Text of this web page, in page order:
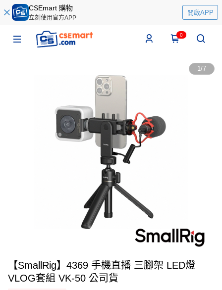
CSEmart 購物
立刻使用官方APP
開啟APP
0
1/7
【SmallRig】4369 手機直播 三腳架 LED燈
VLOG套組 VK-50 公司貨